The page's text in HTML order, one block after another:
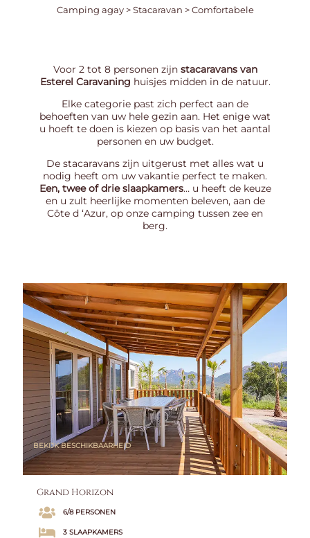
Camping agay>Stacaravan >Comfortabele
Voor 2 tot 8 personen zijn stacaravans van
Esterel Caravaning huisjes midden in de natuur.
Elke categorie past zich perfect aan de
behoeften van uw hele gezin aan. Het enige wat
u hoeft te doen is kiezen op basis van het aantal
personen en uw budget.
De stacaravans zijn uitgerust met alles wat u
nodig heeft om uw vakantie perfect te maken.
Een, twee of drie slaapkamers… u heeft de keuze
en u zult heerlijke momenten beleven, aan de
Côte d ‘Azur, op onze camping tussen zee en
berg.
BEKIJK BESCHIKBAARHEID
Grand Horizon
6/8 PERSONEN
3 SLAAPKAMERS